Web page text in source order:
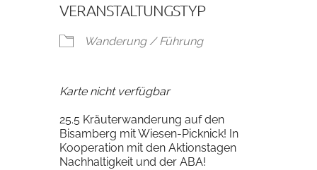
VERANSTALTUNGSTYP
Wanderung / Führung
Karte nicht verfügbar
25.5 Kräuterwanderung auf den
Bisamberg mit Wiesen-Picknick! In
Kooperation mit den Aktionstagen
Nachhaltigkeit und der ABA!